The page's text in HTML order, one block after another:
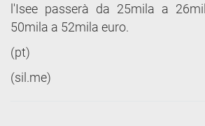
l'Isee passerà da 25mila a
50mila a 52mila euro.
(pt)
(sil.me)